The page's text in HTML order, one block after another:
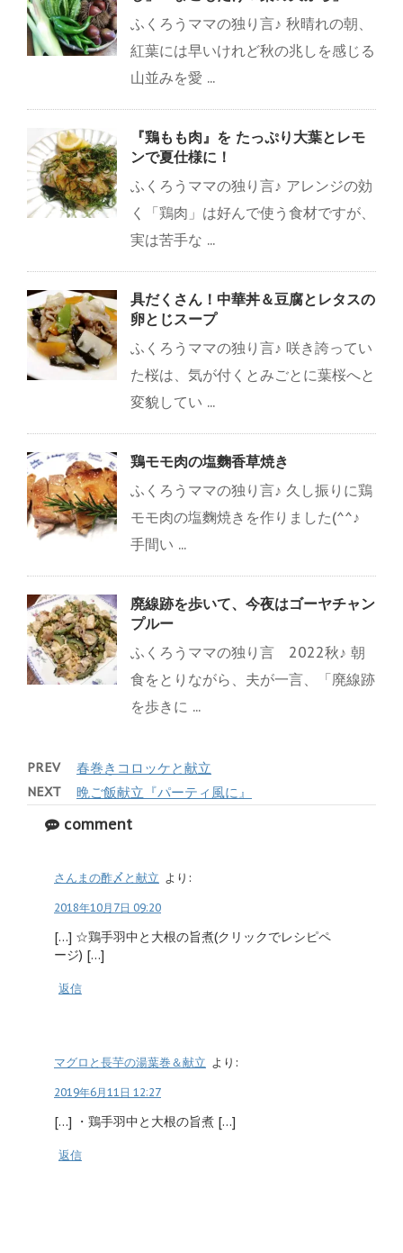
ふくろうママの独り言♪ 秋晴れの朝、
紅葉には早いけれど秋の兆しを感じる
山並みを愛 ...
『鶏もも肉』を たっぷり大葉とレモ
ンで夏仕様に！
ふくろうママの独り言♪ アレンジの効
く「鶏肉」は好んで使う食材ですが、
実は苦手な ...
具だくさん！中華丼＆豆腐とレタスの
卵とじスープ
ふくろうママの独り言♪ 咲き誇ってい
た桜は、気が付くとみごとに葉桜へと
変貌してい ...
鶏モモ肉の塩麴香草焼き
ふくろうママの独り言♪ 久し振りに鶏
モモ肉の塩麴焼きを作りました(^^♪
手間い ...
廃線跡を歩いて、今夜はゴーヤチャン
プルー
ふくろうママの独り言 2022秋♪ 朝
食をとりながら、夫が一言、「廃線跡
を歩きに ...
PREV 春巻きコロッケと献立
NEXT 晩ご飯献立『パーティ風に』
comment
さんまの酢〆と献立 より:
2018年10月7日 09:20
[…] ☆鶏手羽中と大根の旨煮(クリックでレシピペ
ージ) […]
返信
マグロと長芋の湯葉巻＆献立 より:
2019年6月11日 12:27
[…] ・鶏手羽中と大根の旨煮 […]
返信